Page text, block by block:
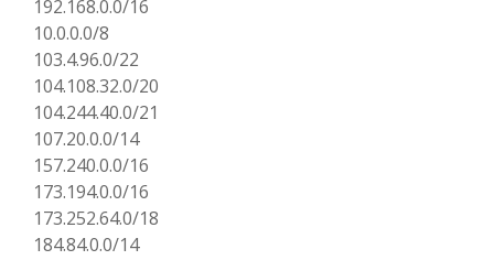
192.168.0.0/16
10.0.0.0/8
103.4.96.0/22
104.108.32.0/20
104.244.40.0/21
107.20.0.0/14
157.240.0.0/16
173.194.0.0/16
173.252.64.0/18
184.84.0.0/14